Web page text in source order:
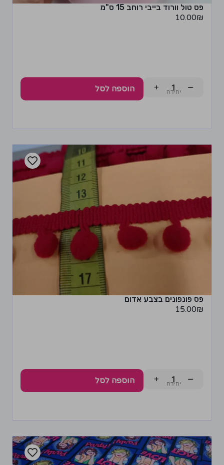
פס טול וורוד בייבי רוחב 15 ס"מ
10.00₪
−
+ הוספה לסל
פס פונפונים בצבע אדום
15.00₪
−
+ הוספה לסל